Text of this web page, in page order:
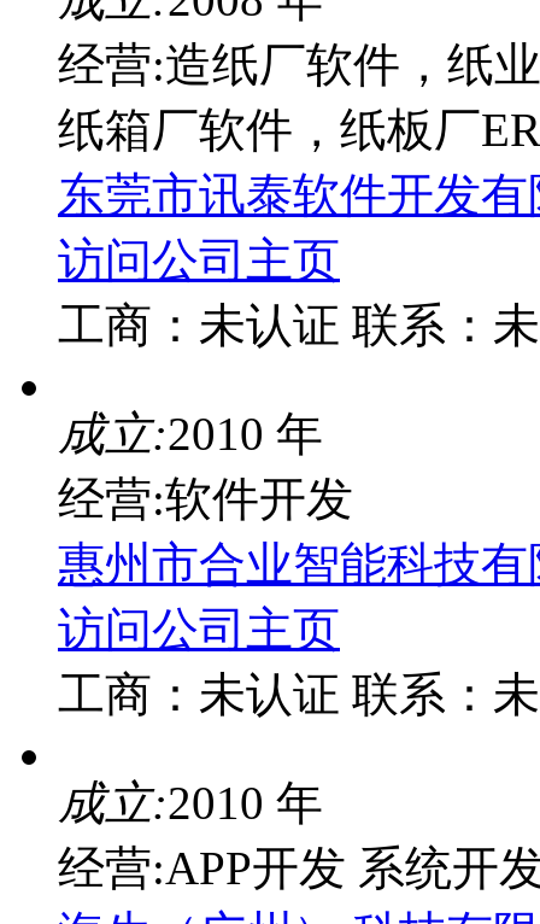
经营:造纸厂软件，纸
纸箱厂软件，纸板厂
东莞市讯泰软件开发
访问公司主页
工商： 未认证 联系：
成立:2010 年
经营:软件开发
惠州市合业智能科技
访问公司主页
工商： 未认证 联系：
成立:2010 年
经营:APP开发 系统开